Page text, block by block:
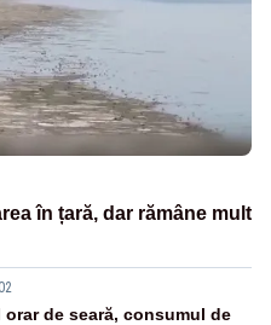
în țară, dar rămâne mult
de seară, consumul de